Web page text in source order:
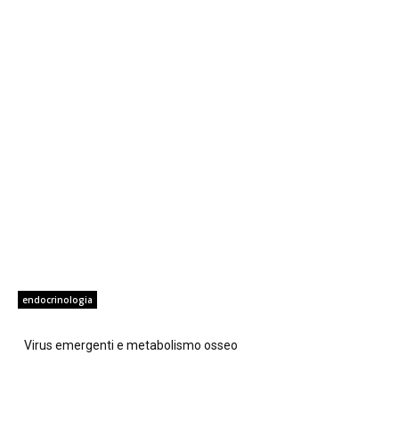
endocrinologia
Virus emergenti e metabolismo osseo